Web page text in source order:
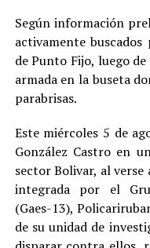
Según información
activamente
de Punto Fijo, luego
armada en la buseta
parabrisas.
Este miércoles 5 de
González Castro en
sector Bolivar, al
integrada por el
(Gaes-13),
de su unidad de